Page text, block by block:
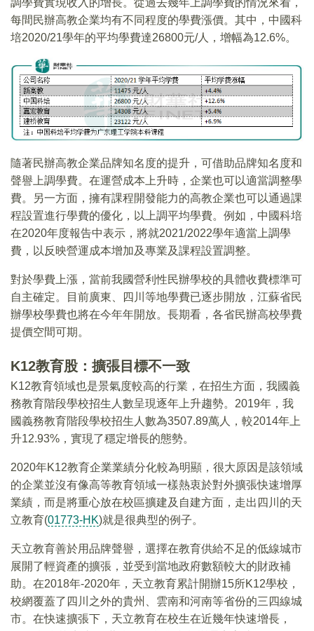
每間民辦高教企業均有不同程度的學費漲價。其中，中國科
培2020/21學年的平均學費達26800元/人，增幅為12.6%。
隨著民辦高教企業品牌知名度的提升，可借助品牌知名度和
聲譽上調學費。在運營成本上升時，企業也可以適當調整學
費。另一方面，擁有課程開發能力的高教企業也可以通過課
程設置進行學費的優化，以上調平均學費。例如，中國科培
在2020年度報告中表示，將就2021/2022學年適當上調學
費，以反映營運成本增加及專業及課程設置調整。
對於學費上漲，當前我國營利性民辦學校的具體收費標準可
自主確定。目前廣東、四川等地學費已逐步開放，江蘇省民
辦學校學費也將在今年年開放。長期看，各省民辦高校學費
提價空間可期。
K12教育股：擴張目標不一致
K12教育領域也是景氣度較高的行業，在招生方面，我國義
務教育階段學校招生人數呈現逐年上升趨勢。2019年，我
國義務教育階段學校招生人數為3507.89萬人，較2014年上
升12.93%，實現了穩定增長的態勢。
2020年K12教育企業業績分化較為明顯，很大原因是該領域
的企業並沒有像高等教育領域一樣熱衷於對外擴張快速增厚
業績，而是將重心放在校區擴建及自建方面，走出四川的天
立教育(01773-HK)就是很典型的例子。
天立教育善於用品牌聲譽，選擇在教育供給不足的低線城市
展開了輕資產的擴張，並受到當地政府數額較大的財政補
助。在2018年-2020年，天立教育累計開辦15所K12學校，
校網覆蓋了四川之外的貴州、雲南和河南等省份的三四線城
市。在快速擴張下，天立教育在校生在近幾年快速增長，